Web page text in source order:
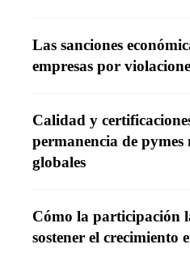
Las sanciones
empresas por
Calidad y
permanencia de pymes
globales
Cómo la participación
sostener el crecimiento